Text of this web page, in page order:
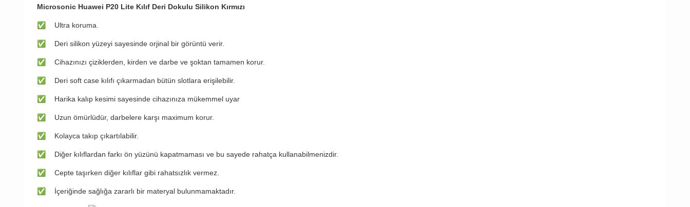
Microsonic Huawei P20 Lite Kılıf Deri Dokulu Silikon Kırmızı
✅ Ultra koruma.​​​​​​​​​​​​​​​​​​​​​​​​​​​​​​​​​​​​​​​​​​​​​​​​​​​​​​​​
✅ Deri silikon yüzeyi sayesinde orjinal bir görüntü verir.
✅ Cihazınızı çiziklerden, kirden ve darbe ve şoktan tamamen korur.
✅ Deri soft case kılıfı çıkarmadan bütün slotlara erişilebilir.
✅ Harika kalıp kesimi sayesinde cihazınıza mükemmel uyar
✅ Uzun ömürlüdür, darbelere karşı maximum korur.
✅ Kolayca takıp çıkartılabilir.
✅ Diğer kılıflardan farkı ön yüzünü kapatmaması ve bu sayede rahatça kullanabilmenizdir.
✅ Cepte taşırken diğer kılıflar gibi rahatsızlık vermez.
✅ İçeriğinde sağlığa zararlı bir materyal bulunmamaktadır.